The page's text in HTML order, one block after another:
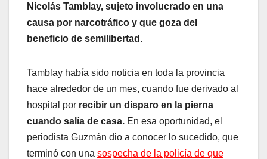
Nicolás Tamblay, sujeto involucrado en una
causa por narcotráfico y que goza del
beneficio de semilibertad.
Tamblay había sido noticia en toda la provincia
hace alrededor de un mes, cuando fue derivado al
hospital por recibir un disparo en la pierna
cuando salía de casa. En esa oportunidad, el
periodista Guzmán dio a conocer lo sucedido, que
terminó con una sospecha de la policía de que